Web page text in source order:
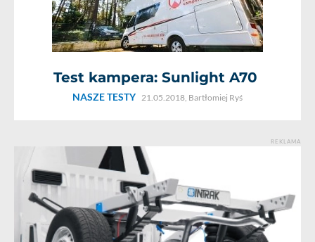
Test kampera: Sunlight A70
NASZE TESTY 21.05.2018, Bartłomiej Ryś
REKLAMA